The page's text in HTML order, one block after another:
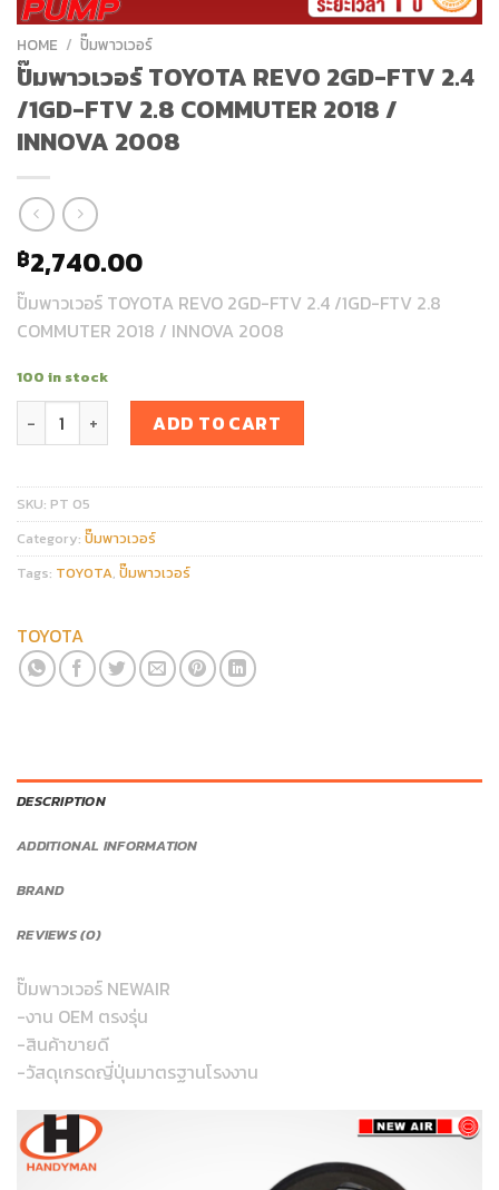
HOME / ปั๊มพาวเวอร์
ปั๊มพาวเวอร์ TOYOTA REVO 2GD-FTV 2.4
/1GD-FTV 2.8 COMMUTER 2018 /
INNOVA 2008
฿2,740.00
ปั๊มพาวเวอร์ TOYOTA REVO 2GD-FTV 2.4 /1GD-FTV 2.8
COMMUTER 2018 / INNOVA 2008
100 in stock
ปั๊มพาวเวอร์ TOYOTA REVO 2GD-FTV 2.4 /1GD-FTV 2.8
ADD TO CART
SKU: PT 05
Category: ปั๊มพาวเวอร์
Tags: TOYOTA, ปั๊มพาวเวอร์
TOYOTA
DESCRIPTION
ADDITIONAL INFORMATION
BRAND
REVIEWS (0)
ปั๊มพาวเวอร์ NEWAIR
-งาน OEM ตรงรุ่น
-สินค้าขายดี
-วัสดุเกรดญี่ปุ่นมาตรฐานโรงงาน